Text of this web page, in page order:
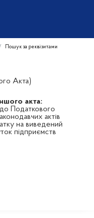
Пошук за реквізитами
Акта)
акта:
Податкового
актів
на виведений
підприємств